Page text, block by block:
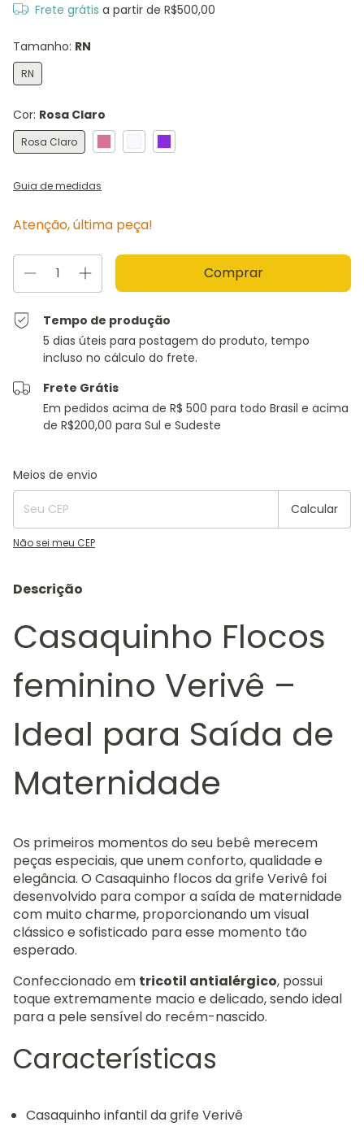
Frete grátis a partir de R$500,00
Tamanho: RN
RN
Cor: Rosa Claro
Rosa Claro
Guia de medidas
Atenção, última peça!
Tempo de produção
5 dias úteis para postagem do produto, tempo
incluso no cálculo do frete.
Frete Grátis
Em pedidos acima de R$ 500 para todo Brasil e acima
de R$200,00 para Sul e Sudeste
Entregas para o CEP:
Meios de envio
Calcular
Não sei meu CEP
Descrição
Casaquinho Flocos
feminino Verivê –
Ideal para Saída de
Maternidade
Os primeiros momentos do seu bebê merecem
peças especiais, que unem conforto, qualidade e
elegância. O Casaquinho flocos da grife Verivê foi
desenvolvido para compor a saída de maternidade
com muito charme, proporcionando um visual
clássico e sofisticado para esse momento tão
esperado.
Confeccionado em tricotil antialérgico, possui
toque extremamente macio e delicado, sendo ideal
para a pele sensível do recém-nascido.
Características
Casaquinho infantil da grife Verivê